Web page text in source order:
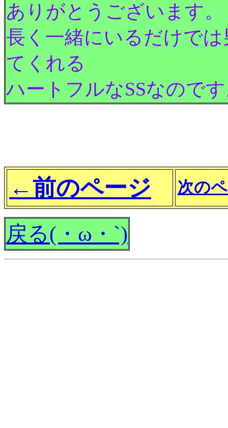
ありがとうございます。
長く一緒にいるだけで
てくれる
ハートフルなSSなので
←前のページ 次の
戻る(・ω・`)